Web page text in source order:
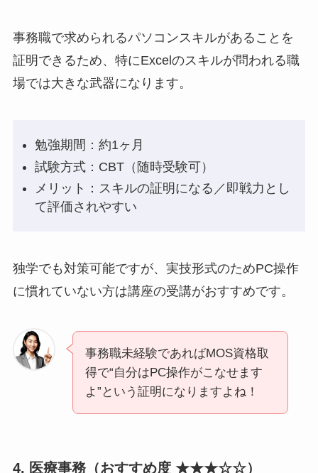
事務職で求められるパソコンスキルがあることを
証明できるため、特にExcelのスキルが問われる職
場では大きな武器になります。
勉強期間：約1ヶ月
試験方式：CBT（随時受験可）
メリット：スキルの証明になる／即戦力とし
て評価されやすい
独学でも対策可能ですが、実技形式のためPC操作
に慣れていない方は講座の受講がおすすめです。
事務職未経験であればMOS資格取
得で“自分はPC操作がこなせます
よ”という証明になりますよね！
4. 医療事務（おすすめ度 ★★★☆☆）